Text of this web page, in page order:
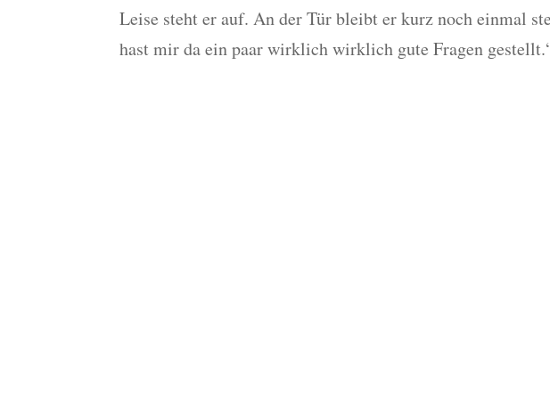
Leise steht er auf. An der Tür bleibt er kurz noch einmal
hast mir da ein paar wirklich wirklich gute Fragen